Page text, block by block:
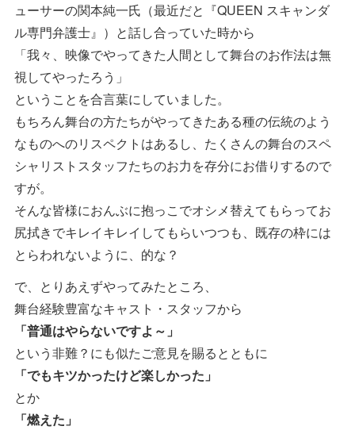
ューサーの関本純一氏（最近だと『QUEEN スキャンダ
ル専門弁護士』）と話し合っていた時から
「我々、映像でやってきた人間として舞台のお作法は無
視してやったろう」
ということを合言葉にしていました。
もちろん舞台の方たちがやってきたある種の伝統のよう
なものへのリスペクトはあるし、たくさんの舞台のスペ
シャリストスタッフたちのお力を存分にお借りするので
すが。
そんな皆様におんぶに抱っこでオシメ替えてもらってお
尻拭きでキレイキレイしてもらいつつも、既存の枠には
とらわれないように、的な？
で、とりあえずやってみたところ、
舞台経験豊富なキャスト・スタッフから
「普通はやらないですよ～」
という非難？にも似たご意見を賜るとともに
「でもキツかったけど楽しかった」
とか
「燃えた」